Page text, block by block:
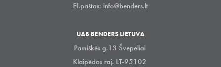
El.paštas: info@benders.lt
UAB BENDERS LIETUVA
Pamiškės g.13 Švepeliai
Klaipėdos raj. LT-95102